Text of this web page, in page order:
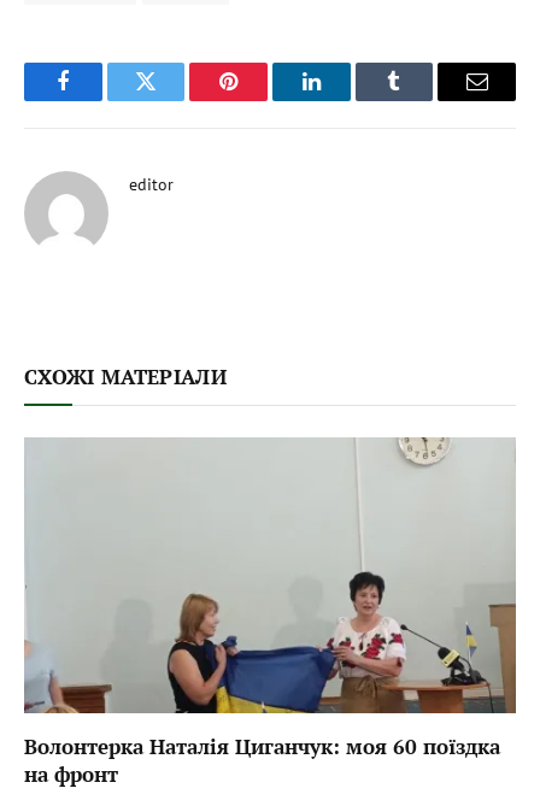
FacebookTwitter Pinterest LinkedInTumblr Email
editor
СХОЖІ МАТЕРІАЛИ
Волонтерка Наталія Циганчук: моя 60 поїздка
на фронт